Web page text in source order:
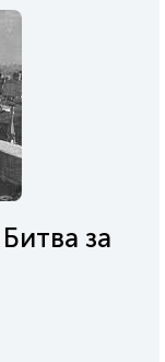
за